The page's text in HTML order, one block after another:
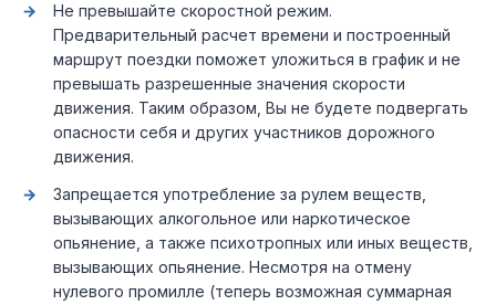
Не превышайте скоростной режим.
Предварительный расчет времени и построенный
маршрут поездки поможет уложиться в график и не
превышать разрешенные значения скорости
движения. Таким образом, Вы не будете подвергать
опасности себя и других участников дорожного
движения.
Запрещается употребление за рулем веществ,
вызывающих алкогольное или наркотическое
опьянение, а также психотропных или иных веществ,
вызывающих опьянение. Несмотря на отмену
нулевого промилле (теперь возможная суммарная